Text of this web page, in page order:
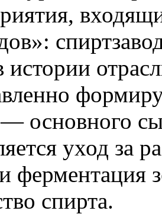
основного
уход за
ферментация
спирта.